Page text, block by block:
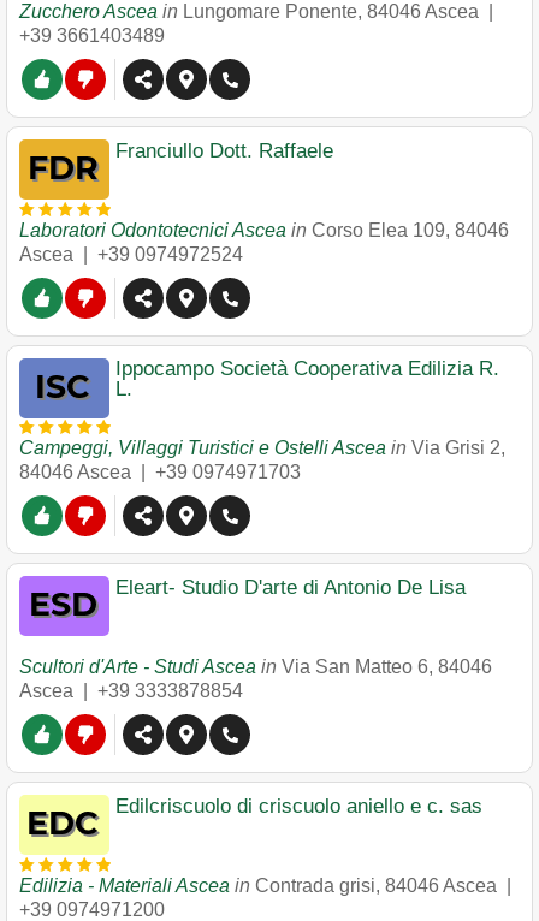
Zucchero Ascea in Lungomare Ponente, 84046 Ascea
+39 3661403489
Franciullo Dott. Raffaele
Laboratori Odontotecnici Ascea in Corso Elea 109, 84046
Ascea
+39 0974972524
Ippocampo Società Cooperativa Edilizia R.
L.
Campeggi, Villaggi Turistici e Ostelli Ascea in Via Grisi 2,
84046 Ascea +39 0974971703
Eleart- Studio D'arte di Antonio De Lisa
Scultori d'Arte - Studi Ascea in Via San Matteo 6, 84046
Ascea
+39 3333878854
Edilcriscuolo di criscuolo aniello e c. sas
Edilizia - Materiali Ascea in Contrada grisi, 84046 Ascea
+39 0974971200